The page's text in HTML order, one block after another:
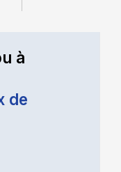
à
de